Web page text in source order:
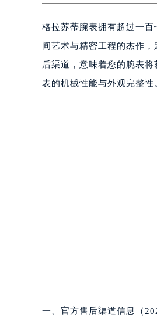
格拉苏蒂腕表拥有超过一
间艺术与精密工程的杰作
后渠道，意味着您的腕表
表的机械性能与外观完整
一、官方售后渠道信息（